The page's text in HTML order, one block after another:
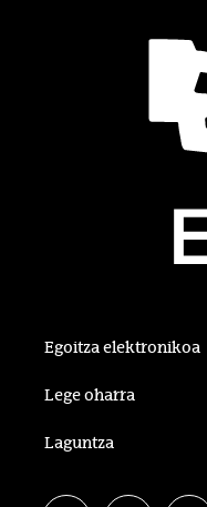
Egoitza elektronikoa
Lege oharra
Laguntza